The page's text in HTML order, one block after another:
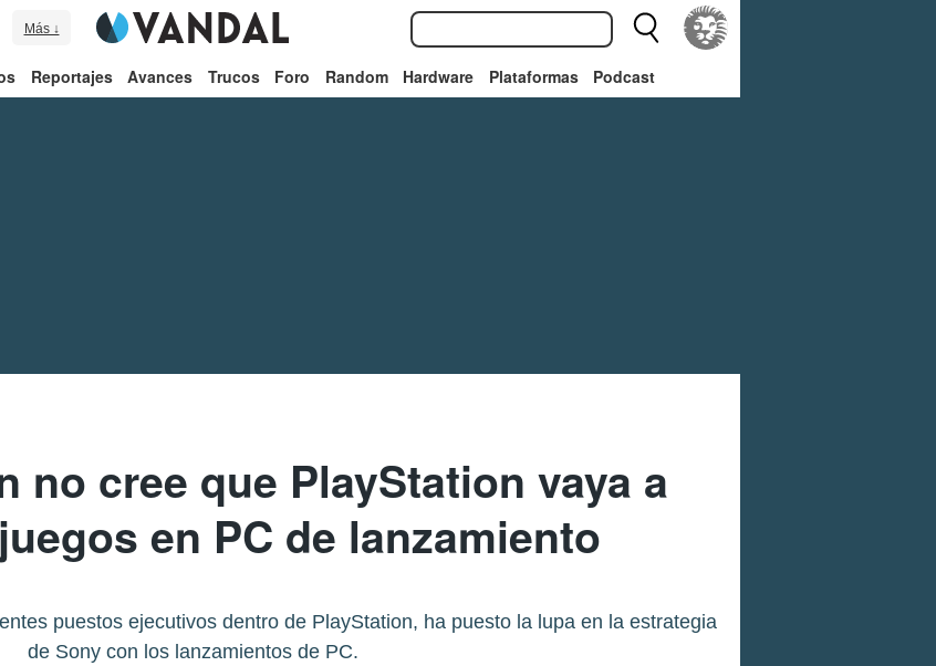
Más ↓
Reportajes Avances Trucos Foro Random Hardware Plataformas Podcast
no cree que PlayStation vaya a
en PC de lanzamiento
puestos ejecutivos dentro de PlayStation, ha puesto la lupa en la estrategia
de Sony con los lanzamientos de PC.